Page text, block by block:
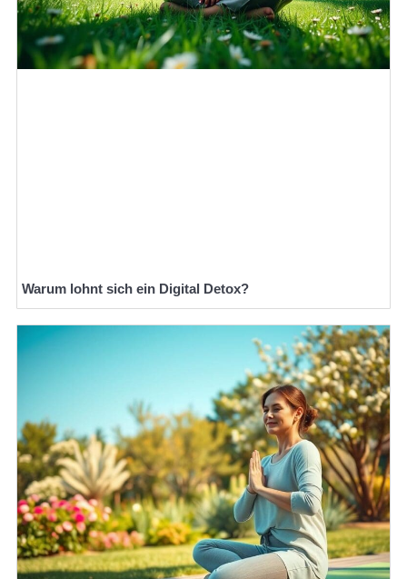
Warum lohnt sich ein Digital Detox?